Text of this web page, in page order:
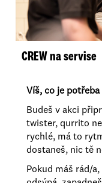
CREW na servise
Víš, co je
Budeš v akci
twister, qurrito
rychlé, má to
dostaneš, nic tě
Pokud máš rád/